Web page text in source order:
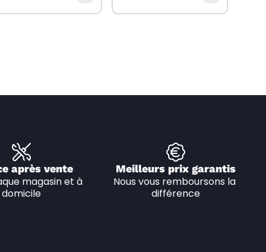
après vente
magasin et à
domicile
Meilleurs prix garantis
Nous vous remboursons la
différence